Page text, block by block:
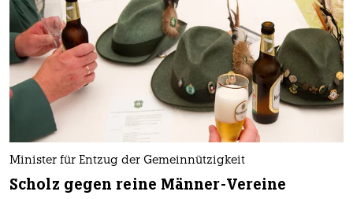
Minister für Entzug der Gemeinnützigkeit
Scholz gegen reine Männer-Vereine